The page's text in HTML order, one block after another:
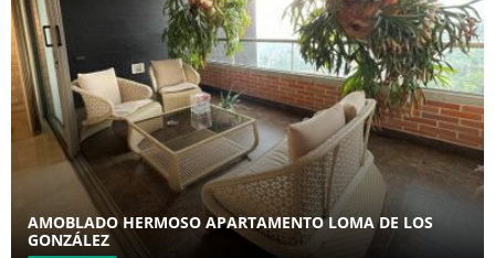
AMOBLADO HERMOSO APARTAMENTO LOMA DE LOS
GONZÁLEZ